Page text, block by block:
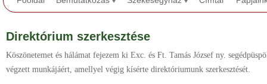
Direktórium szerkesztése
Köszönetemet és hálámat fejezem ki Exc. és Ft. Tamás József ny.
végzett munkájáért, amellyel végig kísérte direktóriumunk szerkesztését.